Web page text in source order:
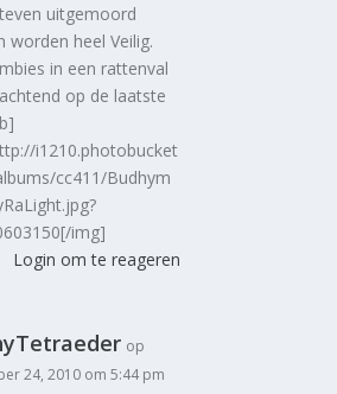
uitgemoord
worden heel Veilig.
in een rattenval
op de laatste
i1210.photobucket
cc411/Budhym
img]
Login om te reageren
op
24, 2010 om 5:44 pm